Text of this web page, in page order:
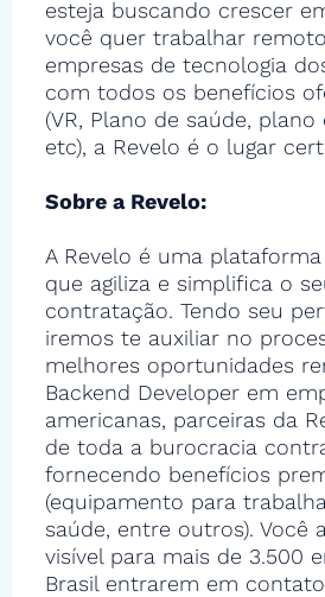
esteja buscando crescer
você quer trabalhar
empresas de tecnologia
com todos os benefícios
(VR, Plano de saúde,
etc), a Revelo é o lugar
Sobre a Revelo:
A Revelo é uma
que agiliza e simplifica o
contratação. Tendo seu
iremos te auxiliar no
melhores oportunidades
Backend Developer em
americanas, parceiras da
de toda a burocracia
fornecendo benefícios
(equipamento para
saúde, entre outros). Você
visível para mais de 3.500
Brasil entrarem em